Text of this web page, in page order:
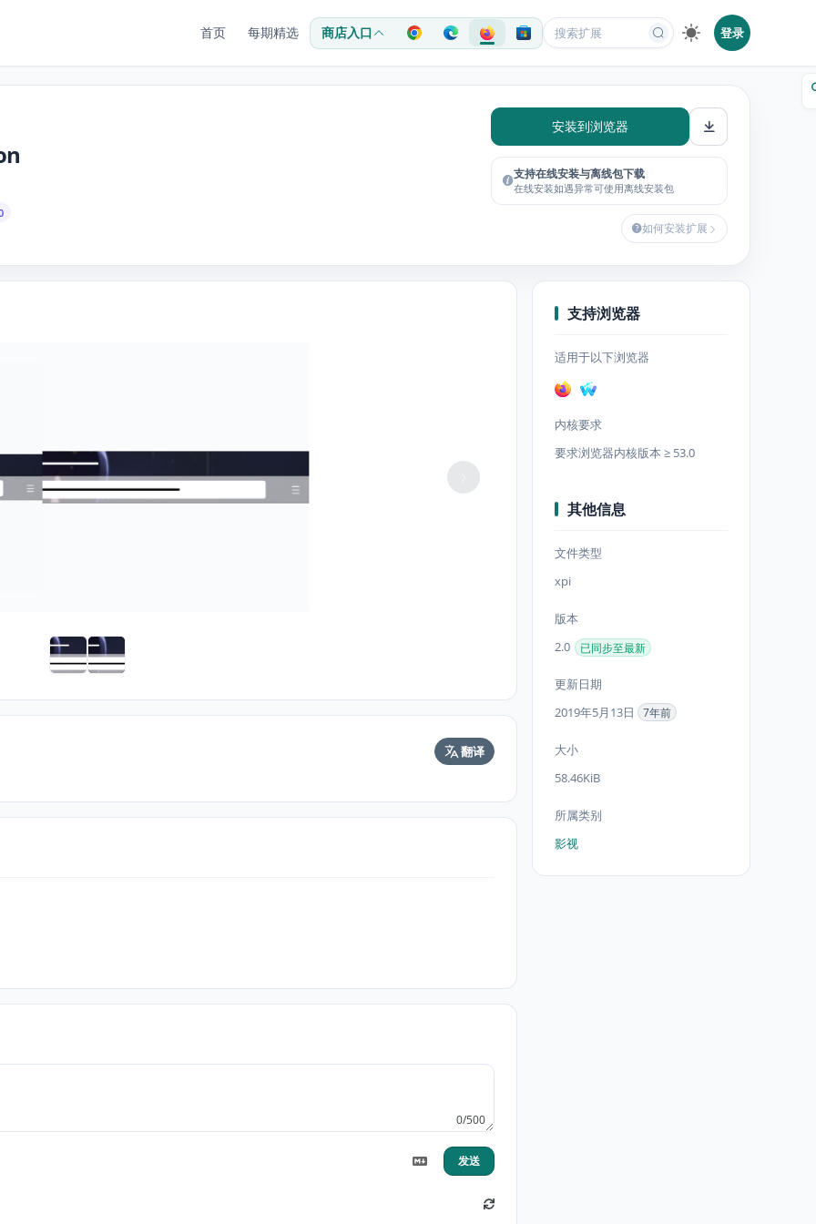
首页 每期精选 商店入口 登录
安装到浏览器
支持在线安装与离线包下载
在线安装如遇异常可使用离线安装包
如何安装扩展
翻译
0/500
发送
支持浏览器
适用于以下浏览器
内核要求
要求浏览器内核版本 ≥ 53.0
其他信息
文件类型
xpi
版本
2.0
已同步至最新
更新日期
2019年5月13日
7年前
大小
58.46KiB
所属类别
影视